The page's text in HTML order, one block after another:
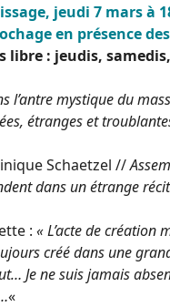
jeudi 7 mars à
en présence
libre : jeudis,
l’antre mystique du
étranges et
Schaetzel //
dans un étrange
: « L’acte de création
créé dans une
Je ne suis jamais
«